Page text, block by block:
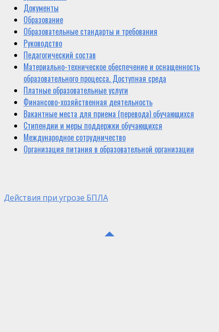
Документы
Образование
Образовательные стандарты и требования
Руководство
Педагогический состав
Материально-техническое обеспечение и оснащенность
образовательного процесса. Доступная среда
Платные образовательные услуги
Финансово-хозяйственная деятельность
Вакантные места для приема (перевода) обучающихся
Стипендии и меры поддержки обучающихся
Международное сотрудничество
Организация питания в образовательной организации
Действия при угрозе БПЛА